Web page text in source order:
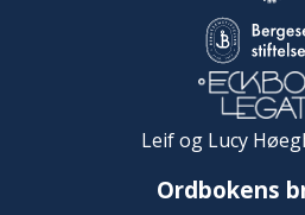
Leif og Lucy
Ordbokens